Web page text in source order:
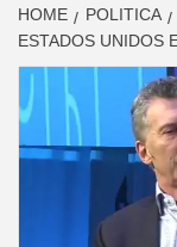
HOME POLITICA
ESTADOS UNIDOS